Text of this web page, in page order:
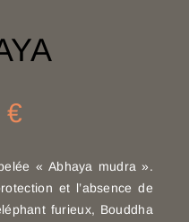
€
« Abhaya mudra ».
et l’absence de
furieux, Bouddha